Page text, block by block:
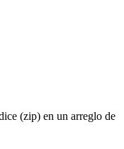
(zip) en un arreglo de